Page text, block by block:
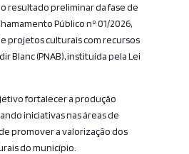
o resultado preliminar da fase de
Público nº 01/2026,
projetos culturais com recursos
Blanc (PNAB), instituída pela Lei
fortalecer a produção
iniciativas nas áreas de
promover a valorização dos
do município.